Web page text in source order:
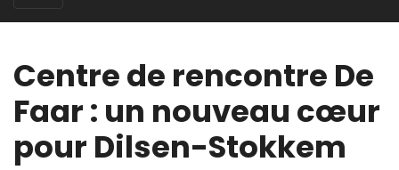
Centre de rencontre De
Faar : un nouveau cœur
pour Dilsen-Stokkem